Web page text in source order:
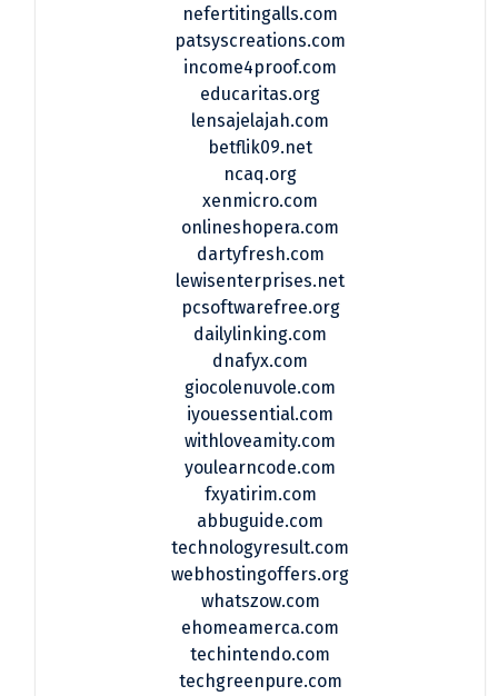
nefertitingalls.com
patsyscreations.com
income4proof.com
educaritas.org
lensajelajah.com
betflik09.net
ncaq.org
xenmicro.com
onlineshopera.com
dartyfresh.com
lewisenterprises.net
pcsoftwarefree.org
dailylinking.com
dnafyx.com
giocolenuvole.com
iyouessential.com
withloveamity.com
youlearncode.com
fxyatirim.com
abbuguide.com
technologyresult.com
webhostingoffers.org
whatszow.com
ehomeamerca.com
techintendo.com
techgreenpure.com